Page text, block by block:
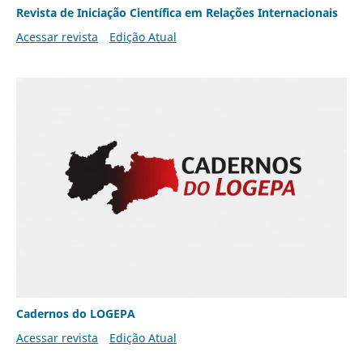
Revista de Iniciação Científica em Relações Internacionais
Acessar revista
Edição Atual
Cadernos do LOGEPA
Acessar revista
Edição Atual